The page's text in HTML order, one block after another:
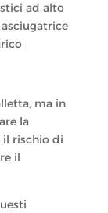
ad alto
ma in
la
rischio di
il